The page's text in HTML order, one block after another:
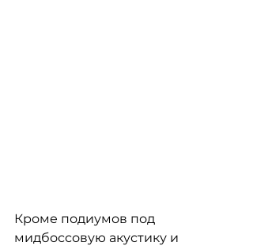
Кроме подиумов под
мидбоссовую акустику и